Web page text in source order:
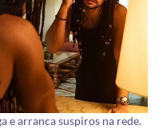
e arranca suspiros na rede.